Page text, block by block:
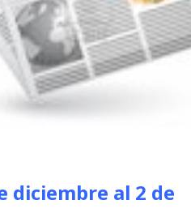
diciembre al 2 de